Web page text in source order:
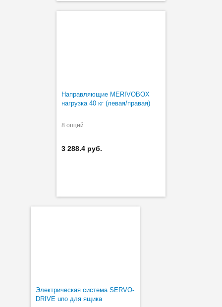
Направляющие MERIVOBOX
нагрузка 40 кг (левая/правая)
8 опций
3 288.4 руб.
Электрическая система SERVO-
DRIVE uno для ящика